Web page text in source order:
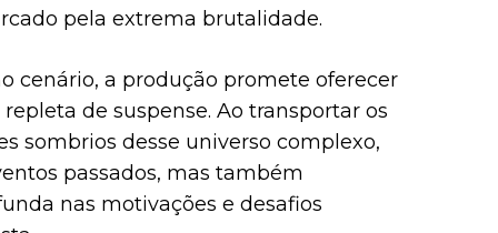
pela extrema brutalidade.
cenário, a produção promete oferecer
de suspense. Ao transportar os
sombrios desse universo complexo,
passados, mas também
nas motivações e desafios